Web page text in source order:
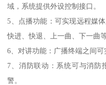
域，系统提供外设控制接口。
5、点播功能：可实现远程媒
快进、快退、上一曲、下一曲等
6、对讲功能：广播终端之间可
7、消防联动：系统可与消防
警。